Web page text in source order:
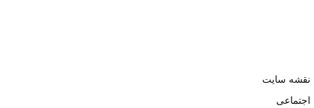
نقشه سایت
اجتماعی